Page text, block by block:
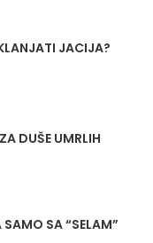
JACIJA?
DUŠE UMRLIH
SA “SELAM”